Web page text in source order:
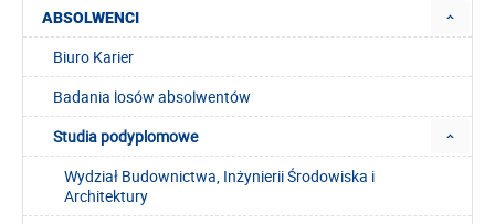
ABSOLWENCI
Biuro Karier
Badania losów absolwentów
Studia podyplomowe
Wydział Budownictwa, Inżynierii Środowiska i
Architektury